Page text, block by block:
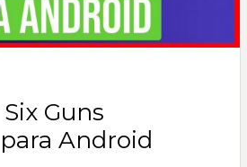
Guns
Android